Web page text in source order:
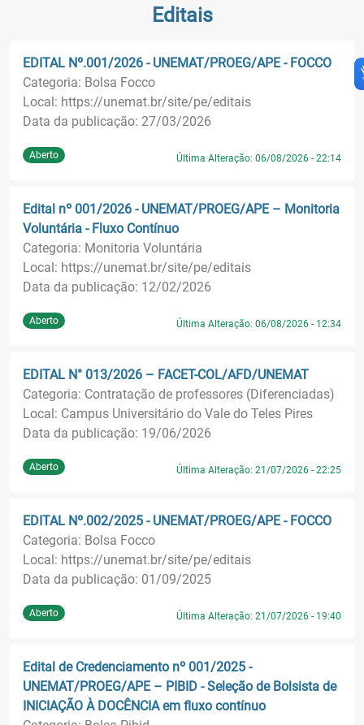
Editais
EDITAL Nº.001/2026 - UNEMAT/PROEG/APE - FOCCO
Categoria: Bolsa Focco
Local: https://unemat.br/site/pe/editais
Data da publicação: 27/03/2026
Aberto Última Alteração: 06/08/2026 - 22:14
Edital nº 001/2026 - UNEMAT/PROEG/APE – Monitoria
Voluntária - Fluxo Contínuo
Categoria: Monitoria Voluntária
Local: https://unemat.br/site/pe/editais
Data da publicação: 12/02/2026
Aberto Última Alteração: 06/08/2026 - 12:34
EDITAL N° 013/2026 – FACET-COL/AFD/UNEMAT
Categoria: Contratação de professores (Diferenciadas)
Local: Campus Universitário do Vale do Teles Pires
Data da publicação: 19/06/2026
Aberto Última Alteração: 21/07/2026 - 22:25
EDITAL Nº.002/2025 - UNEMAT/PROEG/APE - FOCCO
Categoria: Bolsa Focco
Local: https://unemat.br/site/pe/editais
Data da publicação: 01/09/2025
Aberto Última Alteração: 21/07/2026 - 19:40
Edital de Credenciamento nº 001/2025 -
UNEMAT/PROEG/APE – PIBID - Seleção de Bolsista de
INICIAÇÃO À DOCÊNCIA em fluxo contínuo